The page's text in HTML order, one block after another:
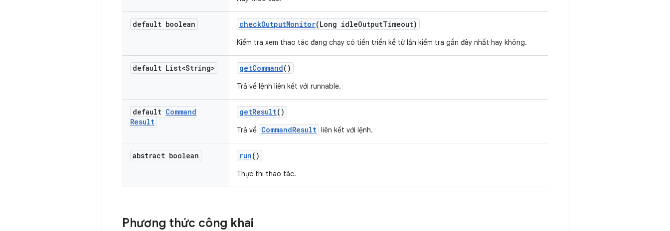
default boolean checkOutputMonitor(Long idleOutputTimeout)
Kiểm tra xem thao tác đang chạy có tiến triển kể từ lần kiểm tra gần đây nhất hay không.
default List<String> getCommand()
Trả về lệnh liên kết với runnable.
default Command
Result
getResult()
Trả về CommandResult liên kết với lệnh.
abstract boolean run()
Thực thi thao tác.
Phương thức công khai